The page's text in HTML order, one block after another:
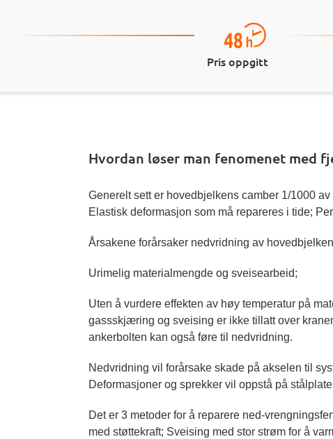
Pris oppgitt
Hvordan løser man fenomenet med
Generelt sett er hovedbjelkens camber 1/1000
Elastisk deformasjon som må repareres i tide;
Årsakene forårsaker nedvridning av
Urimelig materialmengde og sveisearbeid;
Uten å vurdere effekten av høy temperatur på
gassskjæring og sveising er ikke tillatt over
ankerbolten kan også føre til nedvridning.
Nedvridning vil forårsake skade på akselen til
Deformasjoner og sprekker vil oppstå på
Det er 3 metoder for å reparere ned-
med støttekraft; Sveising med stor strøm for å